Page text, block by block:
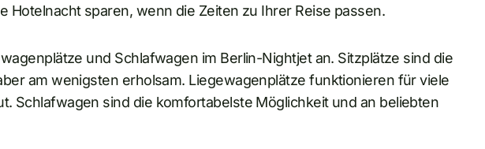
Hotelnacht sparen, wenn die Zeiten zu Ihrer Reise passen.
und Schlafwagen im Berlin-Nightjet an. Sitzplätze sind die
am wenigsten erholsam. Liegewagenplätze funktionieren für viele
Schlafwagen sind die komfortabelste Möglichkeit und an beliebten